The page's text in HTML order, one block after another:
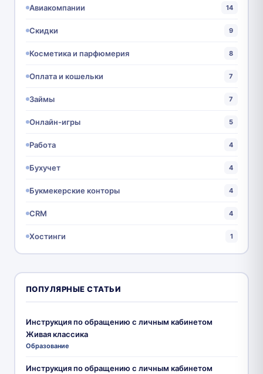
Авиакомпании 14
Скидки 9
Косметика и парфюмерия 8
Оплата и кошельки 7
Займы 7
Онлайн-игры 5
Работа 4
Бухучет 4
Букмекерские конторы 4
CRM 4
Хостинги 1
ПОПУЛЯРНЫЕ СТАТЬИ
Инструкция по обращению с личным кабинетом
Живая классика
Образование
Инструкция по обращению с личным кабинетом